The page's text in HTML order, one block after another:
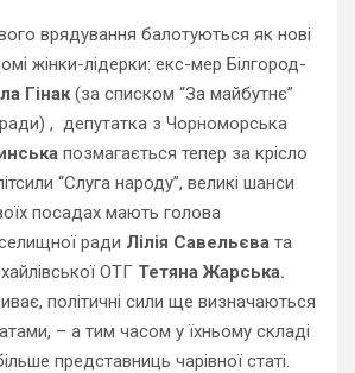
врядування балотуються як нові
жінки-лідерки: екс-мер Білгород-
Гінак(за списком “За майбутнє”
, депутатка з Чорноморська
позмагається тепер за крісло
“Слуга народу”, великі шанси
посадах мають голова
ради Лілія Савельєва та
ОТГ Тетяна Жарська.
політичні сили ще визначаються
– а тим часом у їхньому складі
представниць чарівної статі.